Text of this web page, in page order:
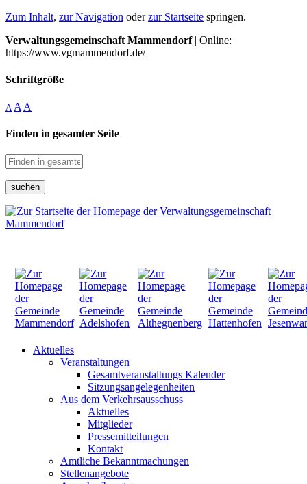
Zum Inhalt, zur Navigation oderzur Startseite springen.
Verwaltungsgemeinschaft Mammendorf| Online:
https://www.vgmammendorf.de/
Schriftgröße
A A A
Finden in gesamter Seite
suchen
Aktuelles
Veranstaltungen
Gesamtveranstaltungs Kalender
Sitzungsangelegenheiten
Aus dem Verkehrsausschuss
Aktuelles
Mitglieder
Pressemitteilungen
Kontakt
Amtliche Bekanntmachungen
Stellenangebote